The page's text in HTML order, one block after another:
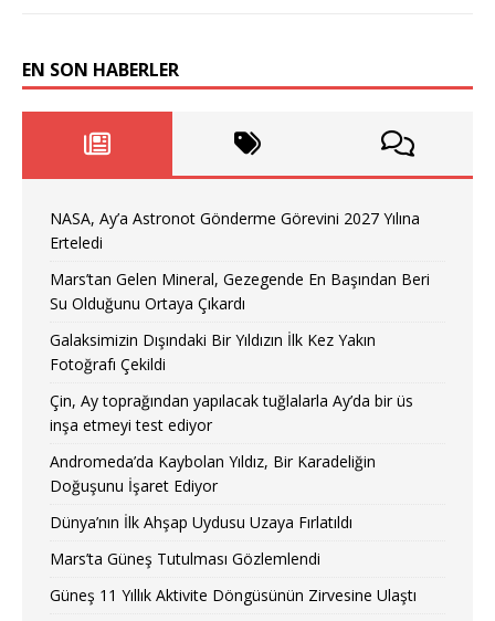
EN SON HABERLER
NASA, Ay’a Astronot Gönderme Görevini 2027 Yılına
Erteledi
Mars’tan Gelen Mineral, Gezegende En Başından Beri
Su Olduğunu Ortaya Çıkardı
Galaksimizin Dışındaki Bir Yıldızın İlk Kez Yakın
Fotoğrafı Çekildi
Çin, Ay toprağından yapılacak tuğlalarla Ay’da bir üs
inşa etmeyi test ediyor
Andromeda’da Kaybolan Yıldız, Bir Karadeliğin
Doğuşunu İşaret Ediyor
Dünya’nın İlk Ahşap Uydusu Uzaya Fırlatıldı
Mars’ta Güneş Tutulması Gözlemlendi
Güneş 11 Yıllık Aktivite Döngüsünün Zirvesine Ulaştı